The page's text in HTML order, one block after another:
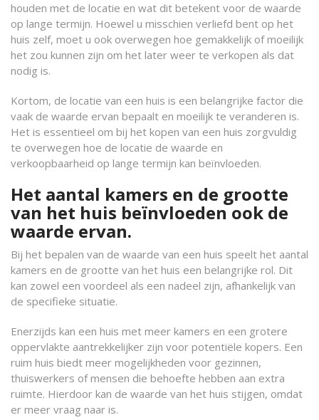
houden met de locatie en wat dit betekent voor de waarde
op lange termijn. Hoewel u misschien verliefd bent op het
huis zelf, moet u ook overwegen hoe gemakkelijk of moeilijk
het zou kunnen zijn om het later weer te verkopen als dat
nodig is.
Kortom, de locatie van een huis is een belangrijke factor die
vaak de waarde ervan bepaalt en moeilijk te veranderen is.
Het is essentieel om bij het kopen van een huis zorgvuldig
te overwegen hoe de locatie de waarde en
verkoopbaarheid op lange termijn kan beïnvloeden.
Het aantal kamers en de grootte
van het huis beïnvloeden ook de
waarde ervan.
Bij het bepalen van de waarde van een huis speelt het aantal
kamers en de grootte van het huis een belangrijke rol. Dit
kan zowel een voordeel als een nadeel zijn, afhankelijk van
de specifieke situatie.
Enerzijds kan een huis met meer kamers en een grotere
oppervlakte aantrekkelijker zijn voor potentiële kopers. Een
ruim huis biedt meer mogelijkheden voor gezinnen,
thuiswerkers of mensen die behoefte hebben aan extra
ruimte. Hierdoor kan de waarde van het huis stijgen, omdat
er meer vraag naar is.